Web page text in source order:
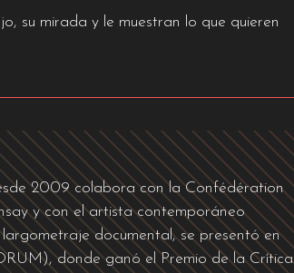
su mirada y le muestran lo que quieren
2009 colabora con la Confédération
y con el artista contemporáneo
documental, se presentó en
donde ganó el Premio de la Crítica